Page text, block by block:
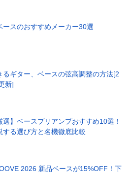
ースのおすすめメーカー30選
るギター、ベースの弦高調整の方法[2
新]
選】ベースプリアンプおすすめ10選！
する選び方と名機徹底比較
2026 新品ベースが15%OFF！下